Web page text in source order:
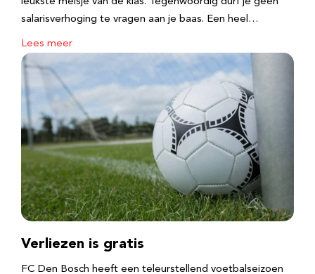
salarisverhoging te vragen aan je baas. Een heel…
Lees meer
Verliezen is gratis
FC Den Bosch heeft een teleurstellend voetbalseizoen